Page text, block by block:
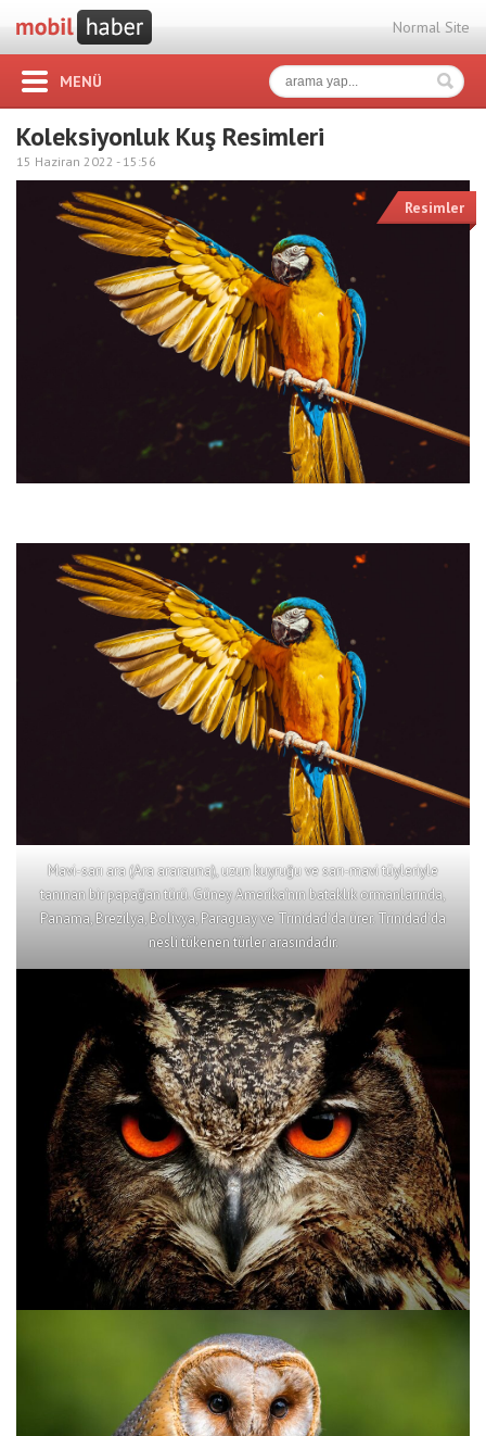
Normal Site
MENÜ
Koleksiyonluk Kuş Resimleri
15 Haziran 2022 - 15:56
Resimler
Mavi-sarı ara (Ara ararauna), uzun kuyruğu ve sarı-mavi tüyleriyle
tanınan bir papağan türü. Güney Amerika’nın bataklık ormanlarında,
Panama, Brezilya, Bolivya, Paraguay ve Trinidad’da ürer. Trinidad’da
nesli tükenen türler arasındadır.